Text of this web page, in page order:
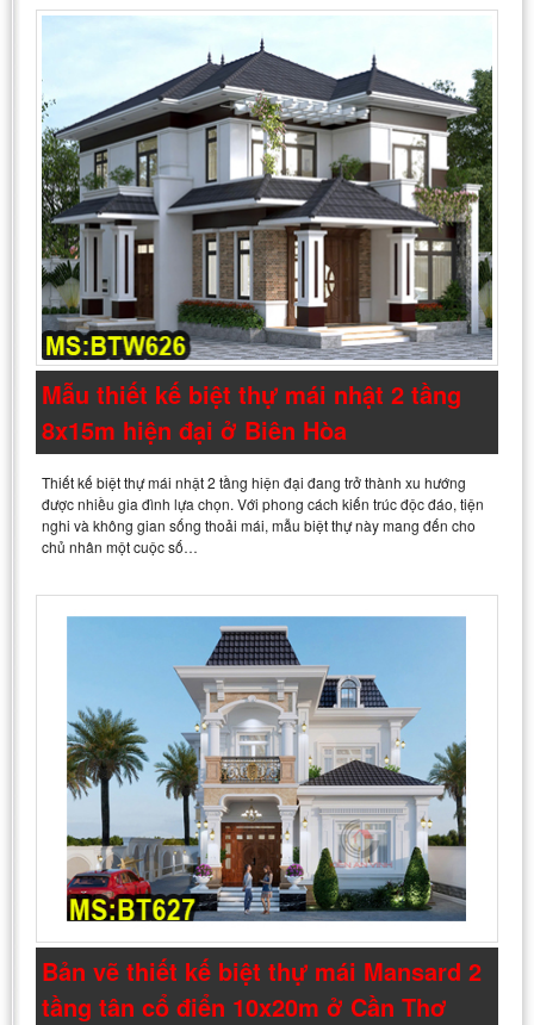
Mẫu thiết kế biệt thự mái nhật 2 tầng
8x15m hiện đại ở Biên Hòa
Thiết kế biệt thự mái nhật 2 tầng hiện đại đang trở thành xu hướng
được nhiều gia đình lựa chọn. Với phong cách kiến trúc độc đáo, tiện
nghi và không gian sống thoải mái, mẫu biệt thự này mang đến cho
chủ nhân một cuộc số…
Bản vẽ thiết kế biệt thự mái Mansard 2
tầng tân cổ điển 10x20m ở Cần Thơ